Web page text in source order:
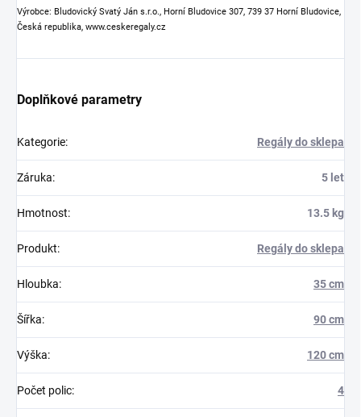
Výrobce: Bludovický Svatý Ján s.r.o., Horní Bludovice 307, 739 37 Horní Bludovice,
Česká republika, www.ceskeregaly.cz
Doplňkové parametry
Kategorie: Regály do sklepa
Záruka: 5 let
Hmotnost: 13.5 kg
Produkt: Regály do sklepa
Hloubka: 35 cm
Šířka: 90 cm
Výška: 120 cm
Počet polic: 4